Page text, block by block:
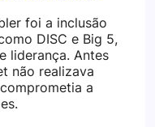
foi a inclusão
DISC e Big 5,
liderança. Antes
não realizava
a